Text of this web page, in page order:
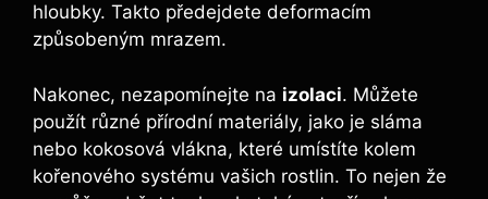
hloubky. Takto předejdete deformacím
způsobeným mrazem.
Nakonec, nezapomínejte na izolaci. Můžete
použít různé přírodní materiály, jako je sláma
nebo kokosová vlákna, které umístíte kolem
kořenového systému vašich rostlin. To nejen že